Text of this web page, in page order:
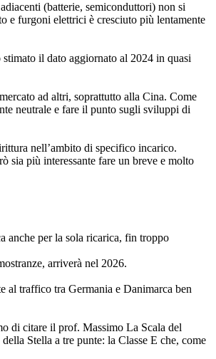
(batterie, semiconduttori) non si
e furgoni elettrici è cresciuto più lentamente
il dato aggiornato al 2024 in quasi
ad altri, soprattutto alla Cina. Come
neutrale e fare il punto sugli sviluppi di
nell’ambito di specifico incarico.
sia più interessante fare un breve e molto
anche per la sola ricarica, fin troppo
arriverà nel 2026.
al traffico tra Germania e Danimarca ben
di citare il prof. Massimo La Scala del
Stella a tre punte: la Classe E che, come